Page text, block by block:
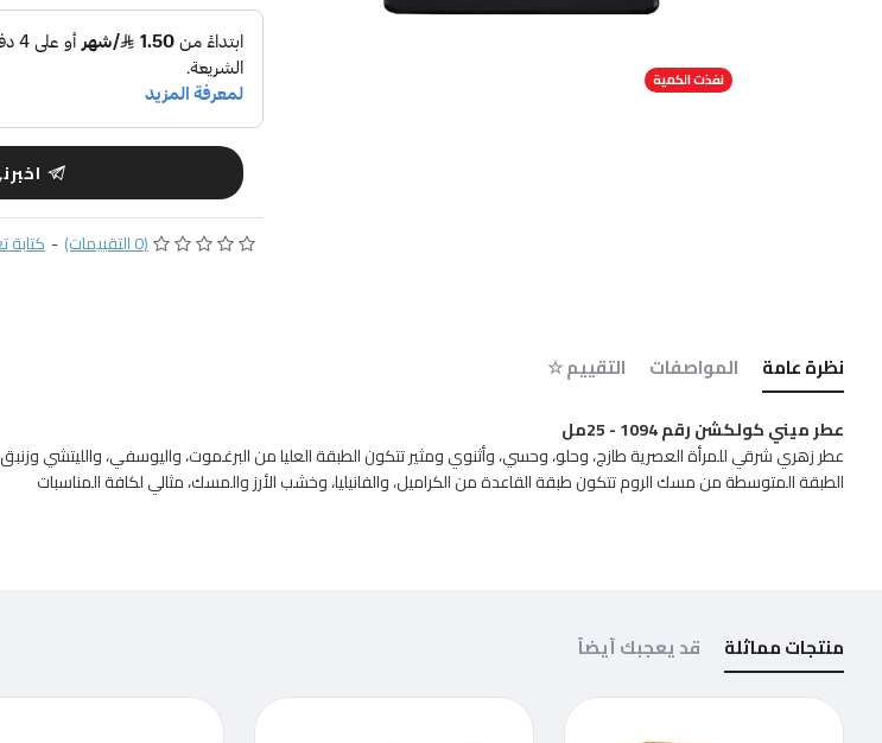
نفذت الكمية
(0 التقييمات) - كتابة
نظرة عامة المواصفات التقييم ☆
عطر ميني كولكشن رقم 1094 - 25مل
عطر زهري شرقي للمرأة العصرية طازج، وحلو، وحسي، وأثنوي ومثير تتكون الطبقة العليا من البرغموت، واليوسفي، والليتشي
الطبقة المتوسطة من مسك الروم تتكون طبقة القاعدة من الكراميل، والفانيليا، وخشب الأرز والمسك، مثالي لكافة المناسبات
منتجات مماثلة قد يعجبك أيضاً